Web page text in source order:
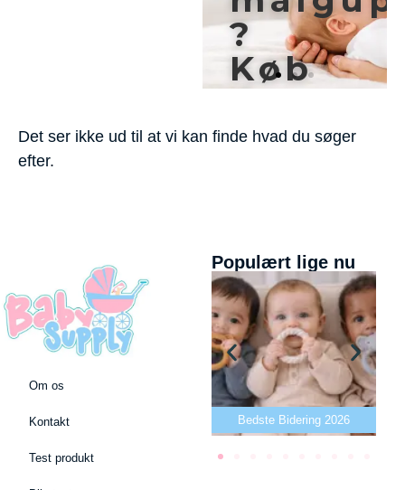
?
Køb
denne
Kontakt
os
Det ser ikke ud til at vi kan finde hvad du søger
efter.
Om os
Kontakt
Test produkt
Populært lige nu
Bedste puslepude 2026 Bedste Bidering 2026